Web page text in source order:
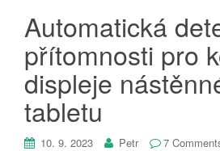
Automatická
přítomnosti pro
displeje
tabletu
10. 9. 2023 Petr 7